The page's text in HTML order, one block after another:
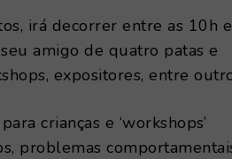
irá decorrer entre as 10h
amigo de quatro patas e
expositores, entre
crianças e ‘workshops’
problemas